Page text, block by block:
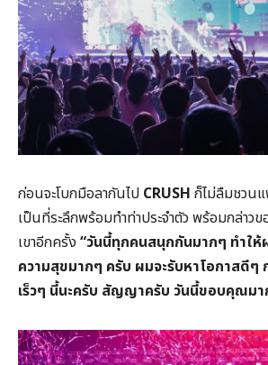
ก่อนจะโบกมือลากันไป CRUSH ก็ไม่ลืมชวน
เป็นที่ระลึกพร้อมทำท่าประจำตัว พร้อมกล่า
เขาอีกครั้ง “วันนี้ทุกคนสนุกกันมากๆ ทำให้
ความสุขมากๆ ครับ ผมจะรับหาโอกาสดีๆ
เร็วๆ นี้นะครับ สัญญาครับ วันนี้ขอบคุณมา